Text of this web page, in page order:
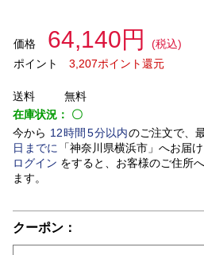
価格 64,140円
(税込)
ポイント
3,207ポイント還元
送料
無料
在庫状況： 〇
今から 12時間 5分以内のご注文で、
日 までに 「神奈川県横浜市」 へお届け
ログイン をすると、お客様のご住所
ます。
クーポン：